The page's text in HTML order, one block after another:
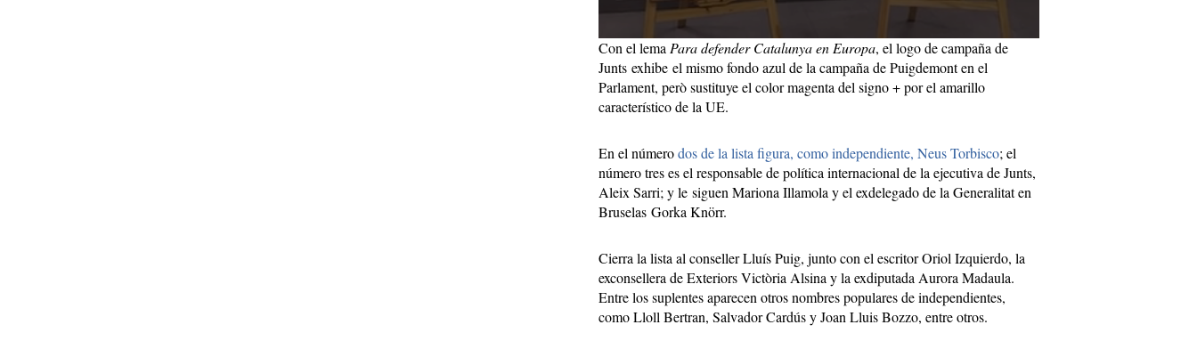
Con el lema Para defender Catalunya en Europa, el logo de campaña de
Junts exhibe el mismo fondo azul de la campaña de Puigdemont en el
Parlament, però sustituye el color magenta del signo + por el amarillo
característico de la UE.
En el númerodos de la lista figura, como independiente, Neus Torbisco; el
número tres es el responsable de política internacional de la ejecutiva de Junts,
Aleix Sarri; y le siguen Mariona Illamola y el exdelegado de la Generalitat en
Bruselas Gorka Knörr.
Cierra la lista al conseller Lluís Puig, junto con el escritor Oriol Izquierdo, la
exconsellera de Exteriors Victòria Alsina y la exdiputada Aurora Madaula.
Entre los suplentes aparecen otros nombres populares de independientes,
como Lloll Bertran, Salvador Cardús y Joan Lluis Bozzo, entre otros.